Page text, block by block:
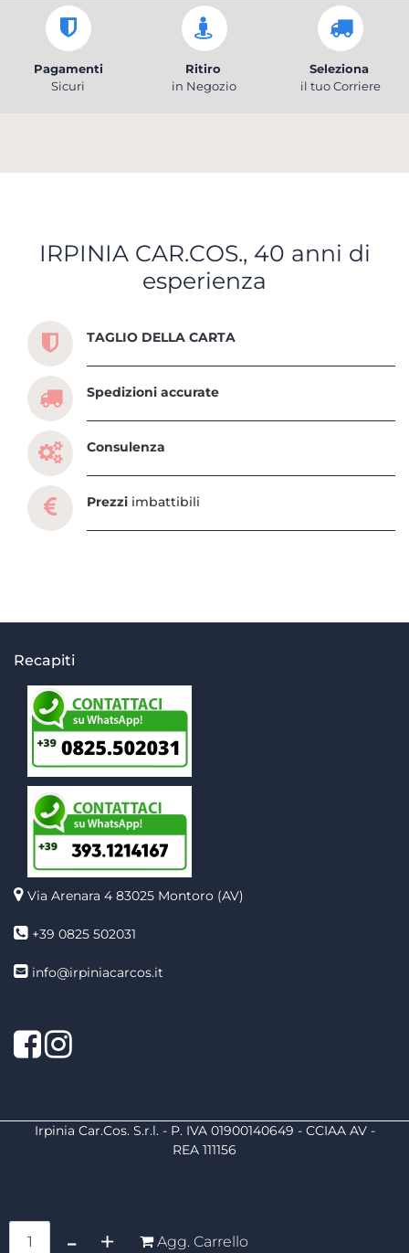
Pagamenti
Sicuri
Ritiro
in Negozio
Seleziona
il tuo Corriere
Agg. Carrello
IRPINIA CAR.COS., 40 anni di
esperienza
Scopri tutti i servizi che ti abbiamo dedicato
TAGLIO DELLA CARTA
Spedizioni accurate
Consulenza
Prezzi imbattibili
Recapiti
Via Arenara 4 83025 Montoro (AV)
+39 0825 502031
info@irpiniacarcos.it
FacebookInstagram
Irpinia Car.Cos. S.r.l. - P. IVA 01900140649 - CCIAA AV -
REA 111156
Powered byPassepartout